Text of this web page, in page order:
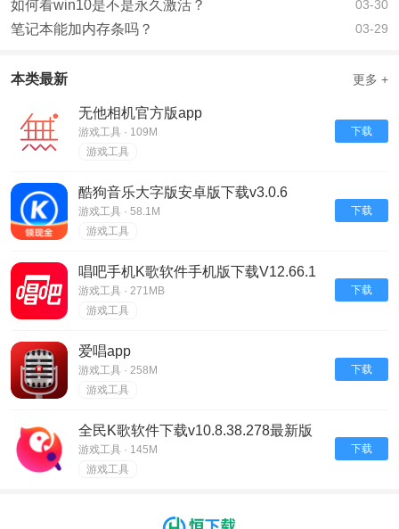
如何看win10是不是永久激活？ 03-30
笔记本能加内存条吗？ 03-29
本类最新 更多 +
无他相机官方版app
游戏工具 · 109M
游戏工具
下载
酷狗音乐大字版安卓版下载v3.0.6
游戏工具 · 58.1M
游戏工具
下载
唱吧手机K歌软件手机版下载V12.66.1
游戏工具 · 271MB
游戏工具
下载
爱唱app
游戏工具 · 258M
游戏工具
下载
全民K歌软件下载v10.8.38.278最新版
游戏工具 · 145M
游戏工具
下载